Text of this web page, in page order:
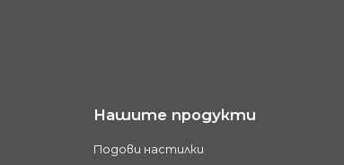
Нашите продукти
Подови настилки